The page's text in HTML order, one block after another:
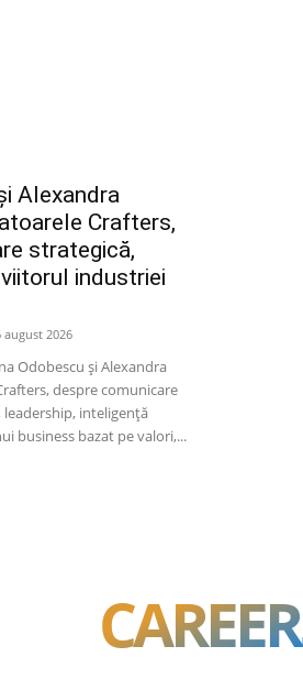
Alexandra
Crafters,
strategică,
industriei
august 2026
Odobescu și Alexandra
despre comunicare
inteligență
business bazat pe valori,...